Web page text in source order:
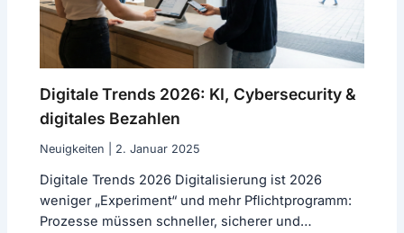
Digitale Trends 2026: KI, Cybersecurity &
digitales Bezahlen
Neuigkeiten 2. Januar 2025
Digitale Trends 2026 Digitalisierung ist 2026
weniger „Experiment“ und mehr Pflichtprogramm:
Prozesse müssen schneller, sicherer und